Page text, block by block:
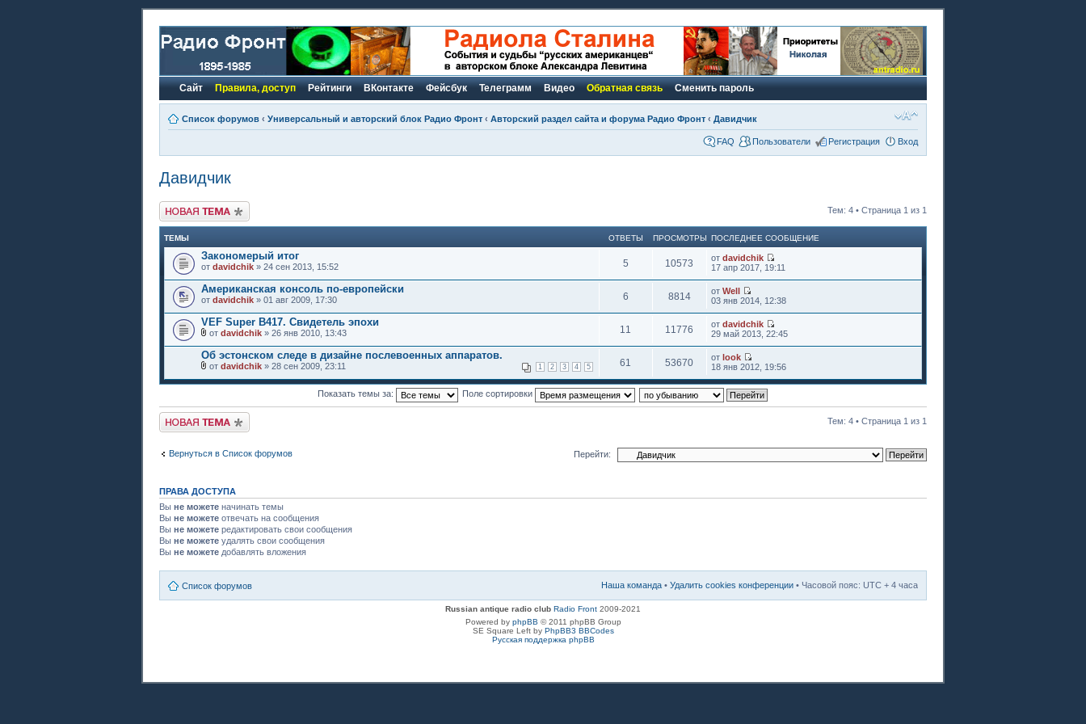
Сайт Правила, доступ Рейтинги ВКонтакте Фейсбук Телеграмм Видео Обратная связь Сменить пароль
Список форумов ‹ Универсальный и авторский блок Радио Фронт ‹ Авторский раздел сайта и форума Радио Фронт ‹ Давидчик
FAQ Пользователи Регистрация Вход
Давидчик
Новая тема Тем: 4 • Страница 1 из 1
ТЕМЫ ОТВЕТЫ ПРОСМОТРЫ ПОСЛЕДНЕЕ СООБЩЕНИЕ
Закономерый итог
от davidchik » 24 сен 2013, 15:52 5 10573 от davidchik
17 апр 2017, 19:11
Американская консоль по-европейски
от davidchik » 01 авг 2009, 17:30 6 8814 от Well
03 янв 2014, 12:38
VEF Super B417. Свидетель эпохи
от davidchik » 26 янв 2010, 13:43 11 11776 от davidchik
29 май 2013, 22:45
Об эстонском следе в дизайне послевоенных аппаратов.
1 2 3 4 5
от davidchik » 28 сен 2009, 23:11 61 53670 от look
18 янв 2012, 19:56
Показать темы за: Поле сортировки
Новая тема Тем: 4 • Страница 1 из 1
Вернуться в Список форумов Перейти:
ПРАВА ДОСТУПА
Вы не можете начинать темы
Вы не можете отвечать на сообщения
Вы не можете редактировать свои сообщения
Вы не можете удалять свои сообщения
Вы не можете добавлять вложения
Список форумов Наша команда • Удалить cookies конференции • Часовой пояс: UTC + 4 часа
Russian antique radio club Radio Front 2009-2021
Powered by phpBB © 2011 phpBB Group
SE Square Left by PhpBB3 BBCodes
Русская поддержка phpBB